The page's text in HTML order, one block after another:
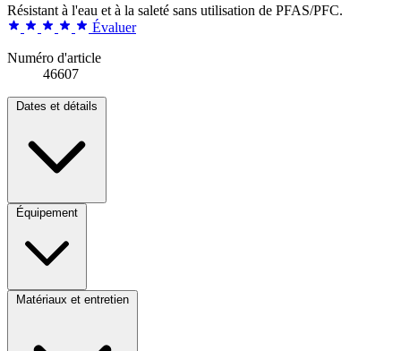
Résistant à l'eau et à la saleté sans utilisation de PFAS/PFC.
Évaluer
Numéro d'article
46607
Dates et détails
Équipement
Matériaux et entretien